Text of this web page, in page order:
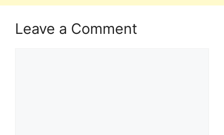
Leave a Comment